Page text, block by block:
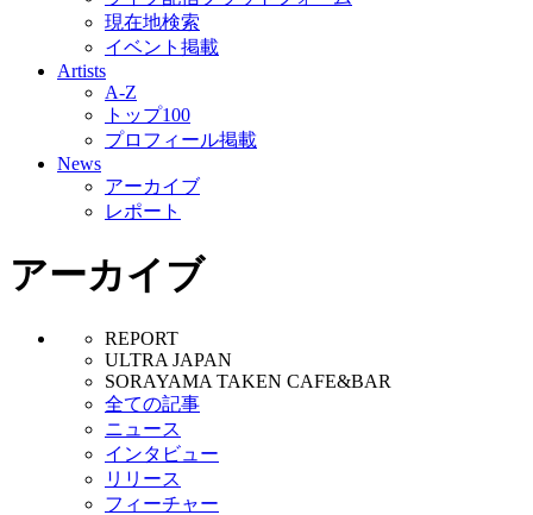
現在地検索
イベント掲載
Artists
A-Z
トップ100
プロフィール掲載
News
アーカイブ
レポート
アーカイブ
REPORT
ULTRA JAPAN
SORAYAMA TAKEN CAFE&BAR
全ての記事
ニュース
インタビュー
リリース
フィーチャー